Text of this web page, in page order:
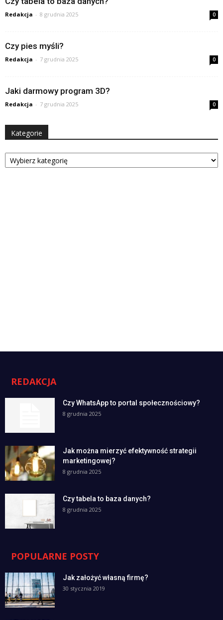
Redakcja - 8 grudnia 2025 0
Czy pies myśli?
Redakcja - 7 grudnia 2025 0
Jaki darmowy program 3D?
Redakcja - 7 grudnia 2025 0
Kategorie
Kategorie
REDAKCJA
Czy WhatsApp to portal społecznościowy?
8 grudnia 2025
Jak można mierzyć efektywność strategii
marketingowej?
8 grudnia 2025
Czy tabela to baza danych?
8 grudnia 2025
POPULARNE POSTY
Jak założyć własną firmę?
30 stycznia 2019